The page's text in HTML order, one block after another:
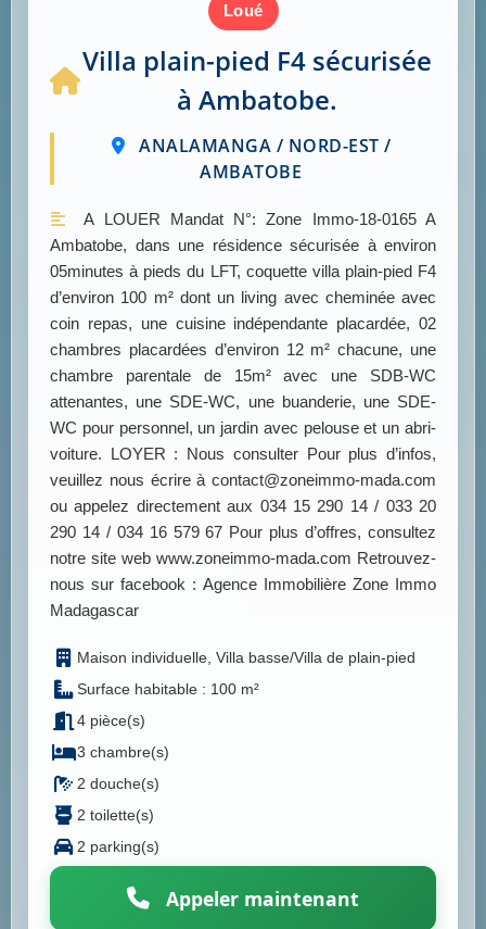
loué
Villa plain-pied F4 sécurisée
à Ambatobe.
ANALAMANGA / NORD-EST /
AMBATOBE
A LOUER Mandat N°: Zone Immo-18-0165 A
Ambatobe, dans une résidence sécurisée à environ
05minutes à pieds du LFT, coquette villa plain-pied F4
d’environ 100 m² dont un living avec cheminée avec
coin repas, une cuisine indépendante placardée, 02
chambres placardées d’environ 12 m² chacune, une
chambre parentale de 15m² avec une SDB-WC
attenantes, une SDE-WC, une buanderie, une SDE-
WC pour personnel, un jardin avec pelouse et un abri-
voiture. LOYER : Nous consulter Pour plus d’infos,
veuillez nous écrire à contact@zoneimmo-mada.com
ou appelez directement aux 034 15 290 14 / 033 20
290 14 / 034 16 579 67 Pour plus d’offres, consultez
notre site web www.zoneimmo-mada.com Retrouvez-
nous sur facebook : Agence Immobilière Zone Immo
Madagascar
Maison individuelle, Villa basse/Villa de plain-pied
Surface habitable : 100 m²
4 pièce(s)
3 chambre(s)
2 douche(s)
2 toilette(s)
2 parking(s)
Appeler maintenant